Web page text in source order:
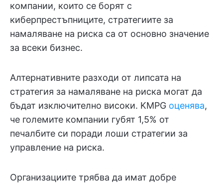
компании, които се борят с
киберпрестъпниците, стратегиите за
намаляване на риска са от основно значение
за всеки бизнес.
Алтернативните разходи от липсата на
стратегия за намаляване на риска могат да
бъдат изключително високи. KMPG оценява,
че големите компании губят 1,5% от
печалбите си поради лоши стратегии за
управление на риска.
Организациите трябва да имат добре